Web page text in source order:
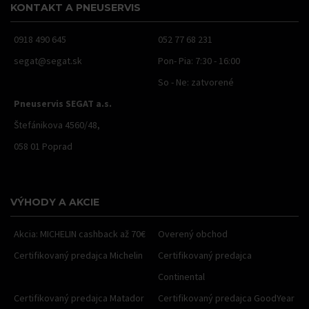
KONTAKT A PNEUSERVIS
0918 490 645
052 77 68 231
segat@segat.sk
Pon- Pia: 7:30 - 16:00
So - Ne: zatvorené
Pneuservis SEGAT a.s.
Štefánikova 4560/48,
058 01 Poprad
VÝHODY A AKCIE
Akcia: MICHELIN cashback až 70€
Overený obchod
Certifikovaný predajca Michelin
Certifikovaný predajca
Continental
Certifikovaný predajca Matador
Certifikovaný predajca GoodYear